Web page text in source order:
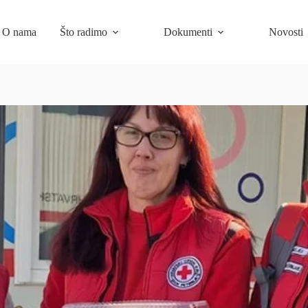
O nama Što radimo Dokumenti Novosti